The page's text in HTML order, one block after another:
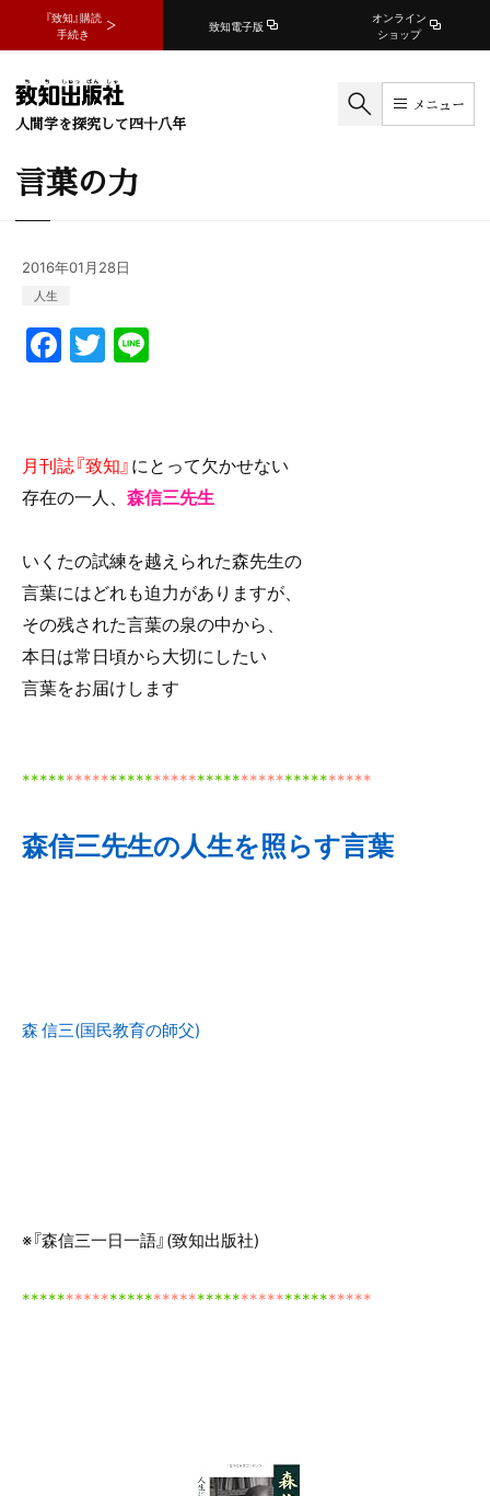
『致知』購読
手続き
致知電子版
オンライン
ショップ
人間学を探究して四十八年
メニュー
言葉の力
2016年01月28日
人生
F
a
e
b
o
o
k
T
w
er
月刊誌『致知』にとって欠かせない
存在の一人、 森信三先生
いくたの試練を越えられた森先生の
言葉にはどれも迫力がありますが、
その残された言葉の泉の中から、
本日は常日頃から大切にしたい
言葉をお届けします
****************************************
森信三先生の人生を照らす言葉
森 信三(国民教育の師父)
※『森信三一日一語』(致知出版社)
****************************************